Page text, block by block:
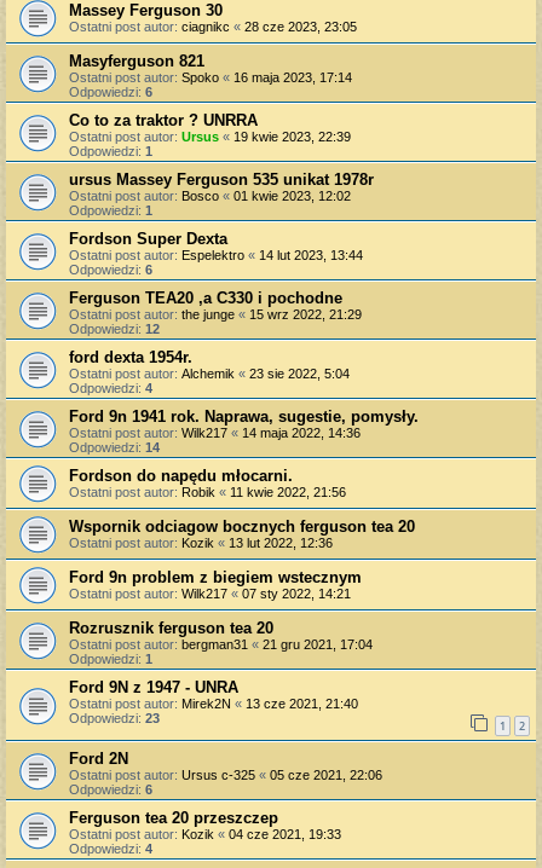
Massey Ferguson 30
Ostatni post autor: ciagnikc « 28 cze 2023, 23:05
Masyferguson 821
Ostatni post autor: Spoko « 16 maja 2023, 17:14
Odpowiedzi: 6
Co to za traktor ? UNRRA
Ostatni post autor: Ursus « 19 kwie 2023, 22:39
Odpowiedzi: 1
ursus Massey Ferguson 535 unikat 1978r
Ostatni post autor: Bosco « 01 kwie 2023, 12:02
Odpowiedzi: 1
Fordson Super Dexta
Ostatni post autor: Espelektro « 14 lut 2023, 13:44
Odpowiedzi: 6
Ferguson TEA20 ,a C330 i pochodne
Ostatni post autor: the junge « 15 wrz 2022, 21:29
Odpowiedzi: 12
ford dexta 1954r.
Ostatni post autor: Alchemik « 23 sie 2022, 5:04
Odpowiedzi: 4
Ford 9n 1941 rok. Naprawa, sugestie, pomysły.
Ostatni post autor: Wilk217 « 14 maja 2022, 14:36
Odpowiedzi: 14
Fordson do napędu młocarni.
Ostatni post autor: Robik « 11 kwie 2022, 21:56
Wspornik odciagow bocznych ferguson tea 20
Ostatni post autor: Kozik « 13 lut 2022, 12:36
Ford 9n problem z biegiem wstecznym
Ostatni post autor: Wilk217 « 07 sty 2022, 14:21
Rozrusznik ferguson tea 20
Ostatni post autor: bergman31 « 21 gru 2021, 17:04
Odpowiedzi: 1
Ford 9N z 1947 - UNRA
Ostatni post autor: Mirek2N « 13 cze 2021, 21:40
Odpowiedzi: 23 1 2
Ford 2N
Ostatni post autor: Ursus c-325 « 05 cze 2021, 22:06
Odpowiedzi: 6
Ferguson tea 20 przeszczep
Ostatni post autor: Kozik « 04 cze 2021, 19:33
Odpowiedzi: 4